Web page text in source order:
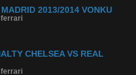
MADRID 2013/2014 VONKU
CHELSEA VS REAL